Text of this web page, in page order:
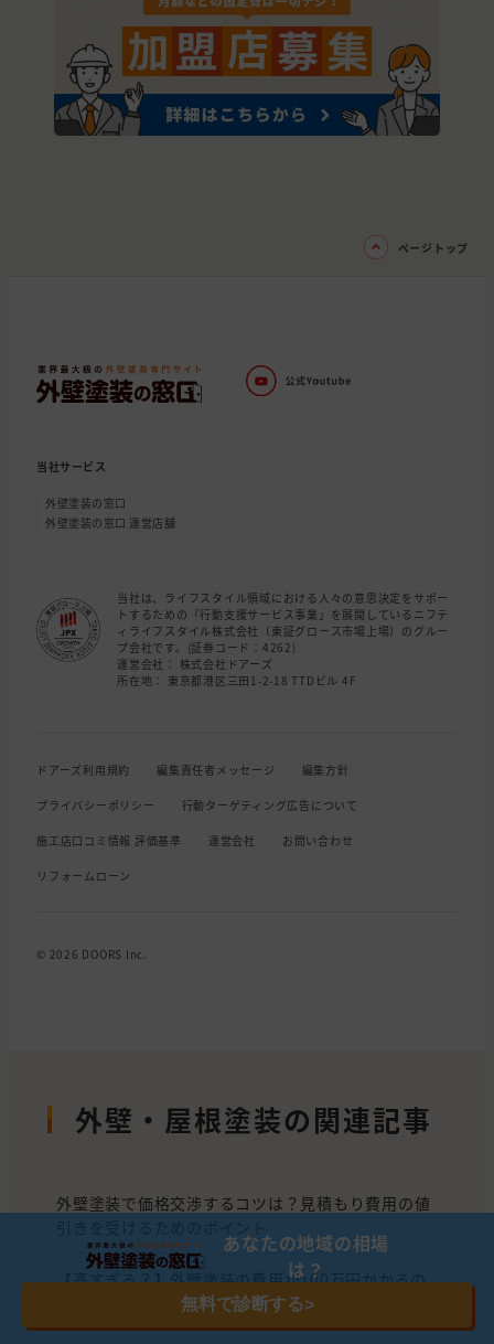
ページトップ
当社サービス
外壁塗装の窓口
外壁塗装の窓口 運営店舗
当社は、ライフスタイル領域における人々の意思決定をサポー
トするための「行動支援サービス事業」を展開しているニフテ
ィライフスタイル株式会社（東証グロース市場上場）のグルー
プ会社です。(証券コード：4262)
運営会社： 株式会社ドアーズ
所在地： 東京都港区三田1-2-18 TTDビル 4F
ドアーズ利用規約 編集責任者メッセージ 編集方針
プライバシーポリシー 行動ターゲティング広告について
施工店口コミ情報 評価基準 運営会社 お問い合わせ
リフォームローン
© 2026 DOORS Inc.
外壁・屋根塗装の関連記事
外壁塗装で価格交渉するコツは？見積もり費用の値
【高すぎる？】外壁塗装の費用が100万円かかるの
は普通！相場と騙されない見極め方をプロが解説
あなたの地域の相場
は？
無料で診断する>